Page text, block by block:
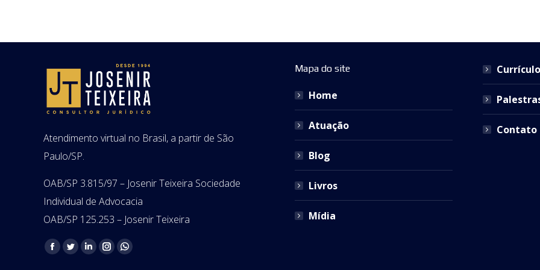
Atendimento virtual no Brasil, a partir de São
Paulo/SP.
OAB/SP 3.815/97 – Josenir Teixeira Sociedade
Individual de Advocacia
OAB/SP 125.253 – Josenir Teixeira
Encontre-nos em:
Facebook
TwitterLinkedinInstagramWhatsapp
Mapa do site
Home
Atuação
Blog
Livros
Mídia
Contato